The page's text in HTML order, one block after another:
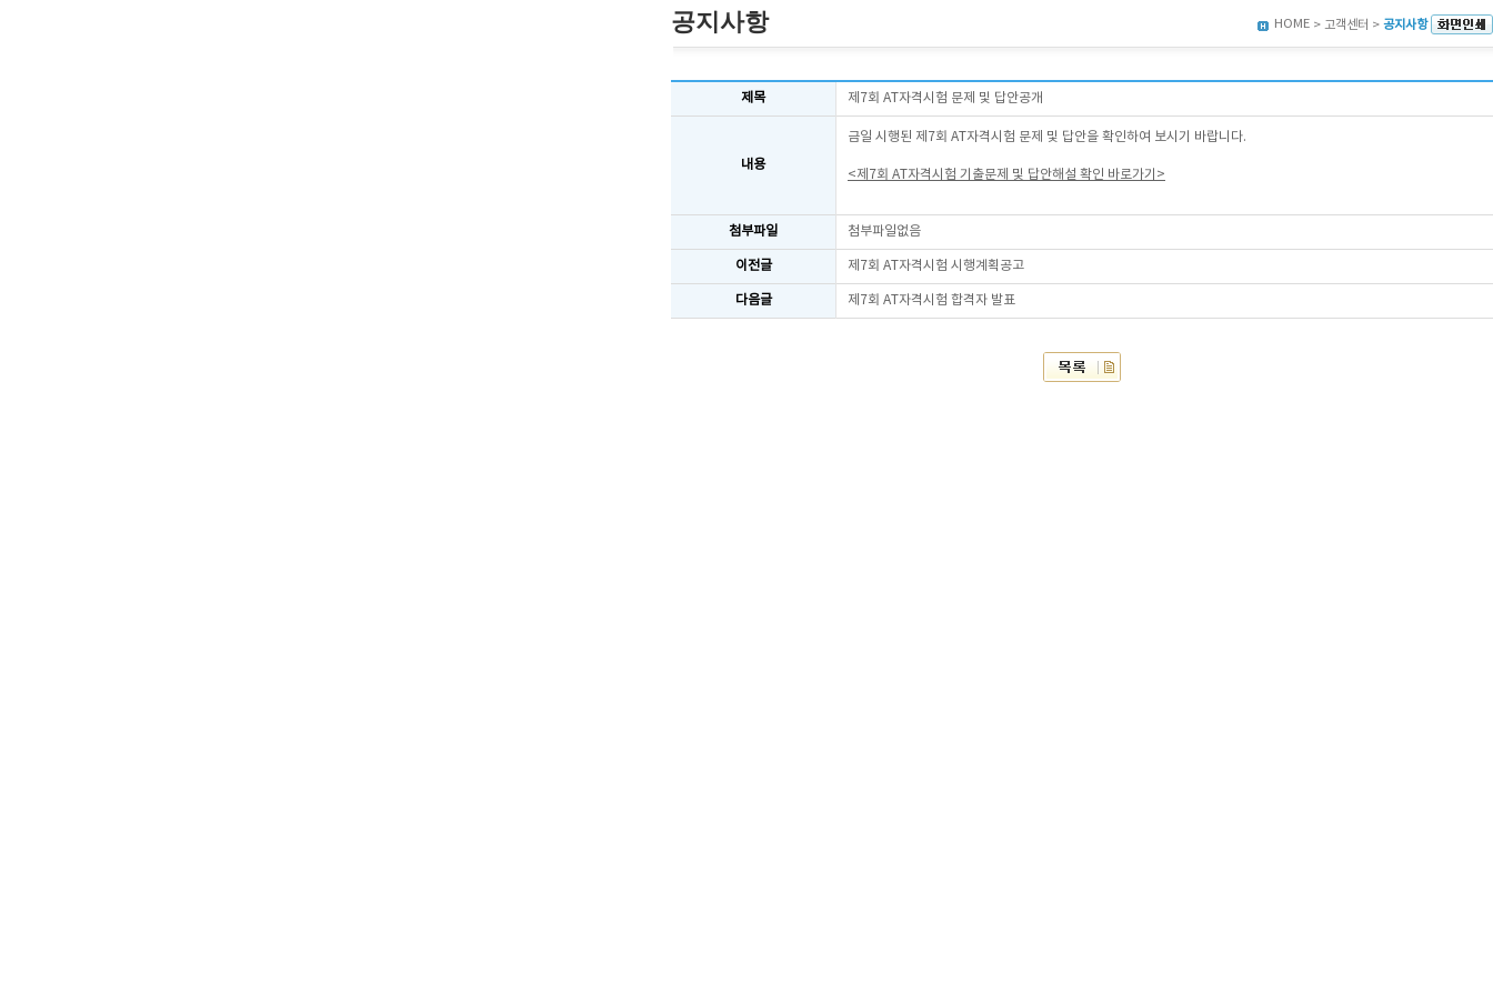
공지사항 HOME > 고객센터 > 공지사항
제목 제7회 AT자격시험 문제 및 답안공개
내용
금일 시행된 제7회 AT자격시험 문제 및 답안을 확인하여 보시기 바랍니다.
<제7회 AT자격시험 기출문제 및 답안해설 확인 바로가기>
첨부파일 첨부파일없음
이전글 제7회 AT자격시험 시행계획공고
다음글 제7회 AT자격시험 합격자 발표